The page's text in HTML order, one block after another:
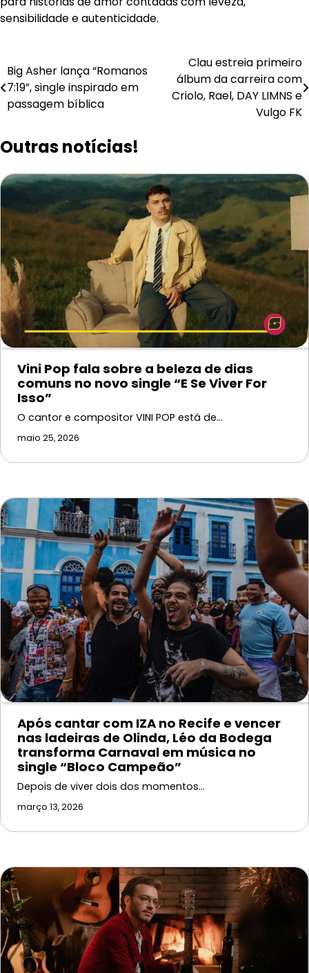
sensibilidade e autenticidade.
Navegação
de
Post
Big Asher lança “Romanos
7:19”, single inspirado em
passagem bíblica
Clau estreia primeiro
álbum da carreira com
Criolo, Rael, DAY LIMNS e
Vulgo FK
Outras notícias!
Vini Pop fala sobre a beleza de dias
comuns no novo single “E Se Viver For
Isso”
O cantor e compositor VINI POP está de…
maio 25, 2026
Após cantar com IZA no Recife e vencer
nas ladeiras de Olinda, Léo da Bodega
transforma Carnaval em música no
single “Bloco Campeão”
Depois de viver dois dos momentos…
março 13, 2026